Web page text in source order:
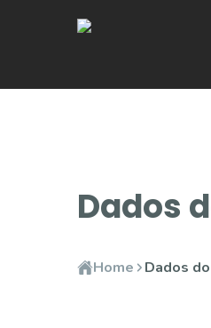
Dados
Home Dados